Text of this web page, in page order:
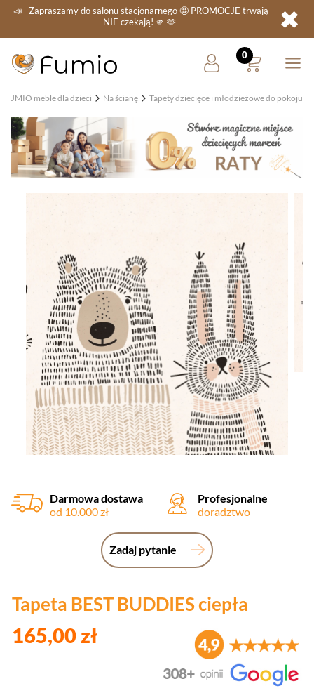
📣 Zapraszamy do salonu stacjonarnego🤩 PROMOCJE trwają
NIE czekają! 🫵 🫶 ✖
FUMIO meble dla dzieci Na ścianę Tapety dziecięce i młodzieżowe do pokoju
Darmowa dostawa
od 10.000 zł
Profesjonalne
doradztwo
Zadaj pytanie
Tapeta BEST BUDDIES ciepła
165,00 zł